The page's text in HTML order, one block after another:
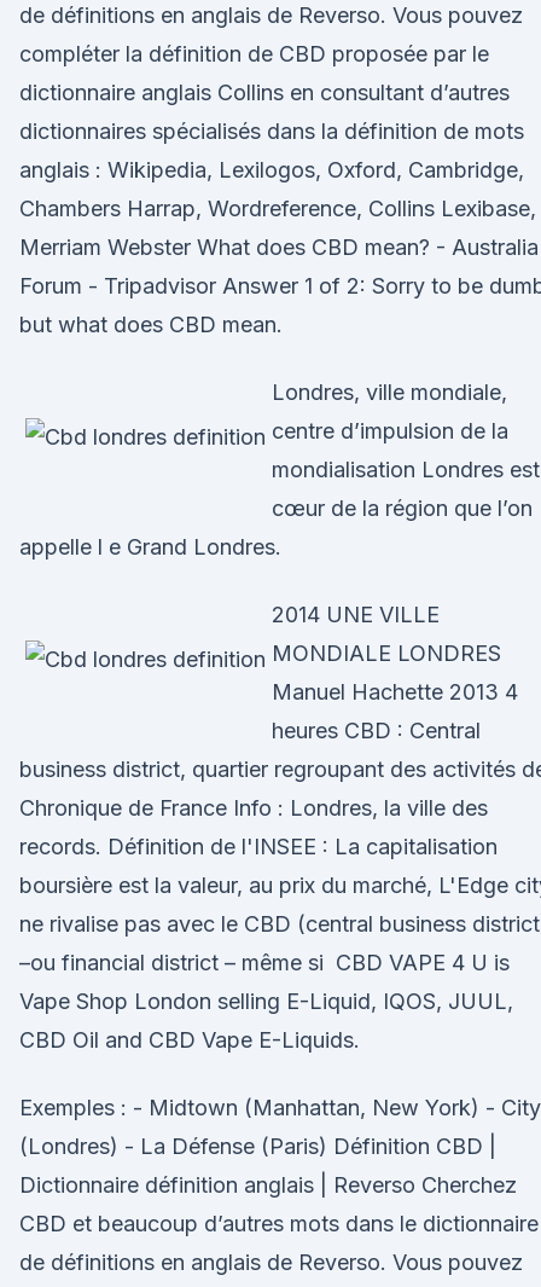
de définitions en anglais de Reverso. Vous pouvez
compléter la définition de CBD proposée par le
dictionnaire anglais Collins en consultant d’autres
dictionnaires spécialisés dans la définition de mots
anglais : Wikipedia, Lexilogos, Oxford, Cambridge,
Chambers Harrap, Wordreference, Collins Lexibase,
Merriam Webster What does CBD mean? - Australia
Forum - Tripadvisor Answer 1 of 2: Sorry to be
but what does CBD mean.
Londres, ville mondiale,
centre d’impulsion de la
mondialisation Londres
cœur de la région que l’on
appelle l e Grand Londres.
2014 UNE VILLE
MONDIALE LONDRES
Manuel Hachette 2013 4
heures CBD : Central
business district, quartier regroupant des activités
Chronique de France Info : Londres, la ville des
records. Définition de l'INSEE : La capitalisation
boursière est la valeur, au prix du marché, L'Edge
ne rivalise pas avec le CBD (central business
–ou financial district – même si CBD VAPE 4 U is
Vape Shop London selling E-Liquid, IQOS, JUUL,
CBD Oil and CBD Vape E-Liquids.
Exemples : - Midtown (Manhattan, New York) - City
(Londres) - La Défense (Paris) Définition CBD |
Dictionnaire définition anglais | Reverso Cherchez
CBD et beaucoup d’autres mots dans le dictionnaire
de définitions en anglais de Reverso. Vous pouvez